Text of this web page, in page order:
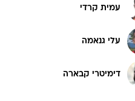
עמית קרדי
עלי גנאמה
דימיטרי קבארה